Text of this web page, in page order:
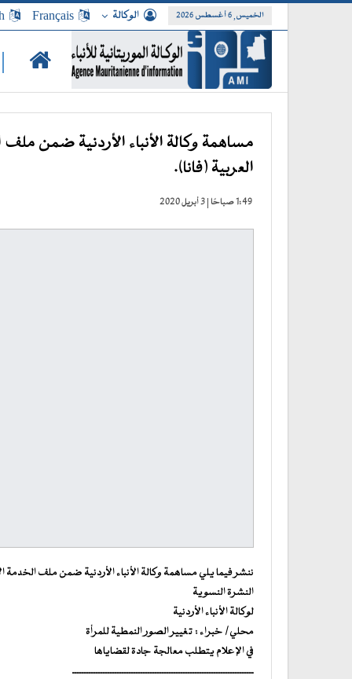
الخميس, 6 أغسطس 2026 الوكالة Français
مساهمة وكالة الأنباء الأردنية ضمن ملف
العربية (فانا).
1:49 صباحًا | 3 أبريل 2020
ننشر فيما يلي مساهمة وكالة الأنباء الأردنية ضمن ملف الخدمة
النشرة النسوية
لوكالة الأنباء الأردنية
محلي/ خبراء : تغيير الصور النمطية للمرأة
في الإعلام يتطلب معالجة جادة لقضاياها
ـــــــــــــــــــــــــــــــــــــــــــــــــــــــــــــــــــــــــــــ